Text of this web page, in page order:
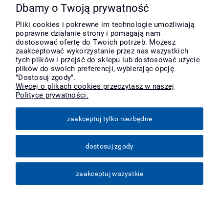
Pomoc
Moje konto
Płatności i dostawa
O nas
Więcej
Dbamy o Twoją prywatność
Pliki cookies i pokrewne im technologie umożliwiają
poprawne działanie strony i pomagają nam
dostosować ofertę do Twoich potrzeb. Możesz
zaakceptować wykorzystanie przez nas wszystkich
tych plików i przejść do sklepu lub dostosować użycie
plików do swoich preferencji, wybierając opcję
"Dostosuj zgody".
Więcej o plikach cookies przeczytasz w naszej
Polityce prywatności.
zaakceptuj tylko niezbędne
dostosuj zgody
zaakceptuj wszystkie